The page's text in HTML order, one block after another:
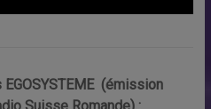
(émission